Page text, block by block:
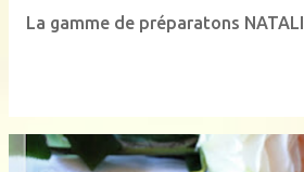
La gamme de préparatons NATALI